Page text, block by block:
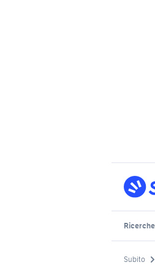
Ricerche
Subito